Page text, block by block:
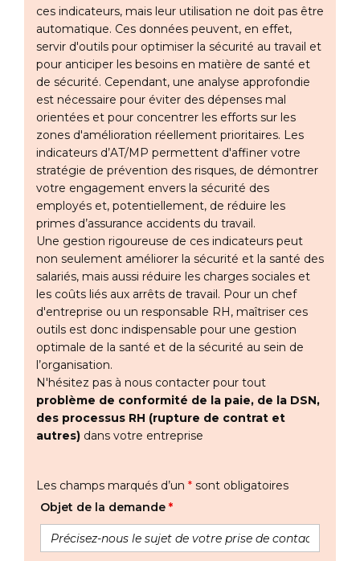
ces indicateurs, mais leur utilisation ne doit pas être
automatique. Ces données peuvent, en effet,
servir d'outils pour optimiser la sécurité au travail et
pour anticiper les besoins en matière de santé et
de sécurité. Cependant, une analyse approfondie
est nécessaire pour éviter des dépenses mal
orientées et pour concentrer les efforts sur les
zones d'amélioration réellement prioritaires. Les
indicateurs d’AT/MP permettent d'affiner votre
stratégie de prévention des risques, de démontrer
votre engagement envers la sécurité des
employés et, potentiellement, de réduire les
primes d’assurance accidents du travail.
Une gestion rigoureuse de ces indicateurs peut
non seulement améliorer la sécurité et la santé des
salariés, mais aussi réduire les charges sociales et
les coûts liés aux arrêts de travail. Pour un chef
d'entreprise ou un responsable RH, maîtriser ces
outils est donc indispensable pour une gestion
optimale de la santé et de la sécurité au sein de
l’organisation.
N'hésitez pas à nous contacter pour tout
problème de conformité de la paie, de la DSN,
des processus RH (rupture de contrat et
autres) dans votre entreprise
Les champs marqués d’un * sont obligatoires
Objet de la demande *